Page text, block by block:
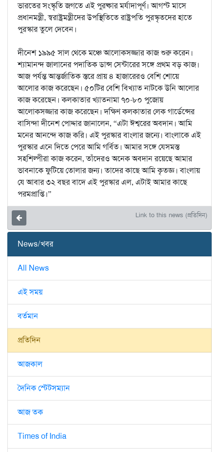
ভারতের সংস্কৃতি জগতে এই পুরষ্কার মর্যাদাপূর্ণ। আগস্ট মাসে
প্রধানমন্ত্রী, স্বরাষ্ট্রমন্ত্রীদের উপস্থিতিতে রাষ্ট্রপতি পুরস্কৃতদের হাতে
পুরস্কার তুলে দেবেন।
দীনেশ ১৯৯৫ সাল থেকে মঞ্চে আলোকসজ্জার কাজ শুরু করেন।
শ্যামানন্দ জালানের পদাতিক ডান্স সেন্টারের সঙ্গে প্রথম বড় কাজ।
আজ পর্যন্ত আন্তর্জাতিক স্তরে প্রায় ৪ হাজারেরও বেশি শোয়ে
আলোর কাজ করেছেন। ৫০টির বেশি বিখ্যাত নাটকে উনি আলোর
কাজ করেছেন। কলকাতার খ্যাতনামা ৭০-৮০ পুজোয়
আলোকসজ্জার কাজ করেছেন। দক্ষিণ কলকাতার লেক গার্ডেন্সের
বাসিন্দা দীনেশ পোদ্দার জানালেন, “এটা ঈশ্বরের অবদান। আমি
মনের আনন্দে কাজ করি। এই পুরস্কার বাংলার জন্যে। বাংলাকে এই
পুরস্কার এনে দিতে পেরে আমি গর্বিত। আমার সঙ্গে যেসমস্ত
সহশিল্পীরা কাজ করেন, তাঁদেরও অনেক অবদান রয়েছে আমার
ভাবনাকে ফুটিয়ে তোলার জন্য। তাদের কাছে আমি কৃতজ্ঞ। বাংলায়
যে আবার ৩২ বছর বাদে এই পুরস্কার এল, এটাই আমার কাছে
পরমপ্রাপ্তি।”
Link to this news (প্রতিদিন)
News/খবর
All News
এই সময়
বর্তমান
প্রতিদিন
আজকাল
দৈনিক স্টেটসম্যান
আজ তক
Times of India